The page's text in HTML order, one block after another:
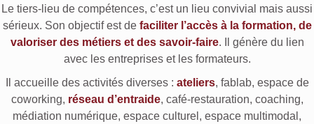
Le tiers-lieu de compétences, c’est un lieu convivial mais aussi
sérieux. Son objectif est de faciliter l’accès à la formation, de
valoriser des métiers et des savoir-faire. Il génère du lien
avec les entreprises et les formateurs.
Il accueille des activités diverses : ateliers, fablab, espace de
coworking, réseau d’entraide, café-restauration, coaching,
médiation numérique, espace culturel, espace multimodal,